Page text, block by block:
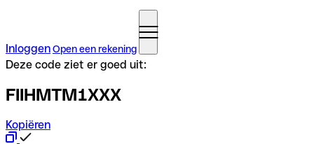
InloggenOpen een rekening
Deze code ziet er goed uit:
FIIHMTM1XXX
Kopiëren